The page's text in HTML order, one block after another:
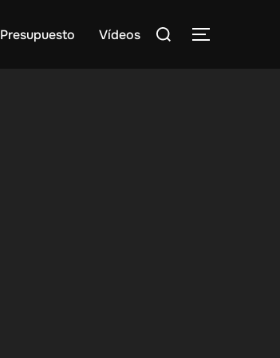
Presupuesto Vídeos
Buscar: